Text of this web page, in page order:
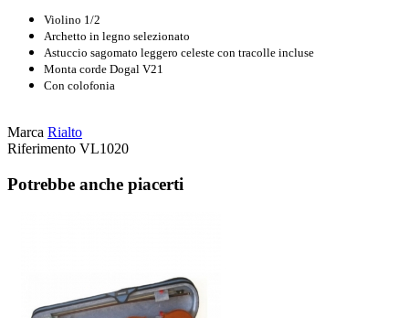
Violino 1/2
Archetto in legno selezionato
Astuccio sagomato leggero celeste con tracolle incluse
Monta corde Dogal V21
Con colofonia
Marca Rialto
Riferimento VL1020
Potrebbe anche piacerti